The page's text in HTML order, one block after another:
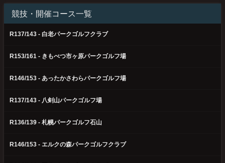
競技・開催コース一覧
R137/143 - 白老パークゴルフクラブ
R153/161 - きもべつ市ヶ原パークゴルフ場
R146/153 - あったかさわらパークゴルフ場
R137/143 - 八剣山パークゴルフ場
R136/139 - 札幌パークゴルフ石山
R146/153 - エルクの森パークゴルフクラブ